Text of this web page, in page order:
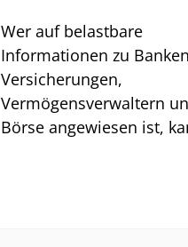
Wer auf belastbare
Informationen zu
Versicherungen,
Vermögensverwaltern
Börse angewiesen ist,